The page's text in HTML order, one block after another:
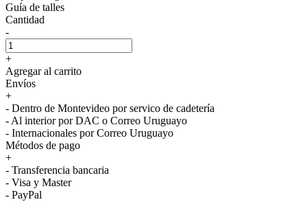
Guía de talles
Cantidad
-
+
Agregar al carrito
Envíos
+
- Dentro de Montevideo por servico de cadetería
- Al interior por DAC o Correo Uruguayo
- Internacionales por Correo Uruguayo
Métodos de pago
+
- Transferencia bancaria
- Visa y Master
- PayPal